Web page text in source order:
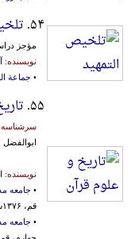
۵۴.
مؤجز
نویسنده:
• جماعة
۵۵.
سرشناسه:
نویسنده:
• جامعه
قم، ۱۳۷۶ش.
• جامعه